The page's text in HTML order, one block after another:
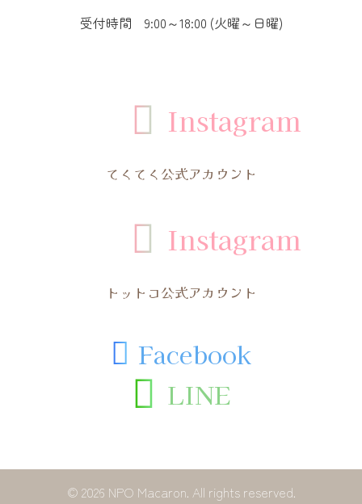
受付時間 9:00～18:00 (火曜～日曜)
 Instagram
てくてく公式アカウント
 Instagram
トットコ公式アカウント
 Facebook
 LINE
© 2026 NPO Macaron. All rights reserved.